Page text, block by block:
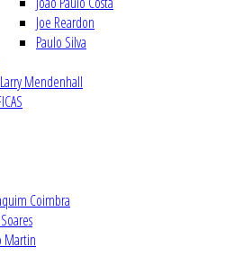
Joe Reardon
Paulo Silva
Larry Mendenhall
Coimbra
Martin